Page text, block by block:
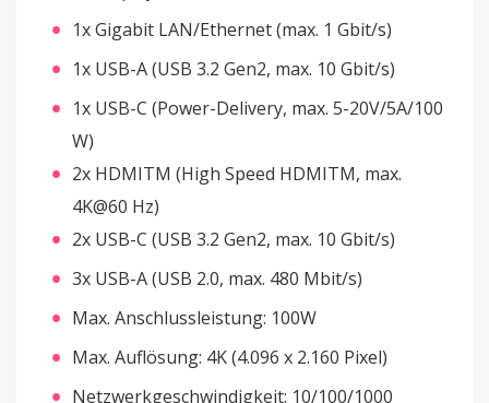
1x Gigabit LAN/Ethernet (max. 1 Gbit/s)
1x USB-A (USB 3.2 Gen2, max. 10 Gbit/s)
1x USB-C (Power-Delivery, max. 5-20V/5A/100
W)
2x HDMITM (High Speed HDMITM, max.
4K@60 Hz)
2x USB-C (USB 3.2 Gen2, max. 10 Gbit/s)
3x USB-A (USB 2.0, max. 480 Mbit/s)
Max. Anschlussleistung: 100W
Max. Auflösung: 4K (4.096 x 2.160 Pixel)
Netzwerkgeschwindigkeit: 10/100/1000